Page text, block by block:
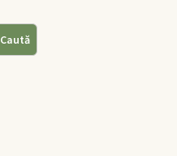
Caută